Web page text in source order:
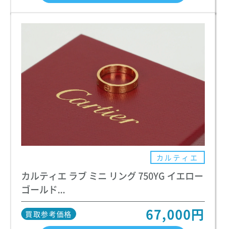
カルティエ
カルティエ ラブ ミニ リング 750YG イエロー
ゴールド...
買取参考価格 67,000円